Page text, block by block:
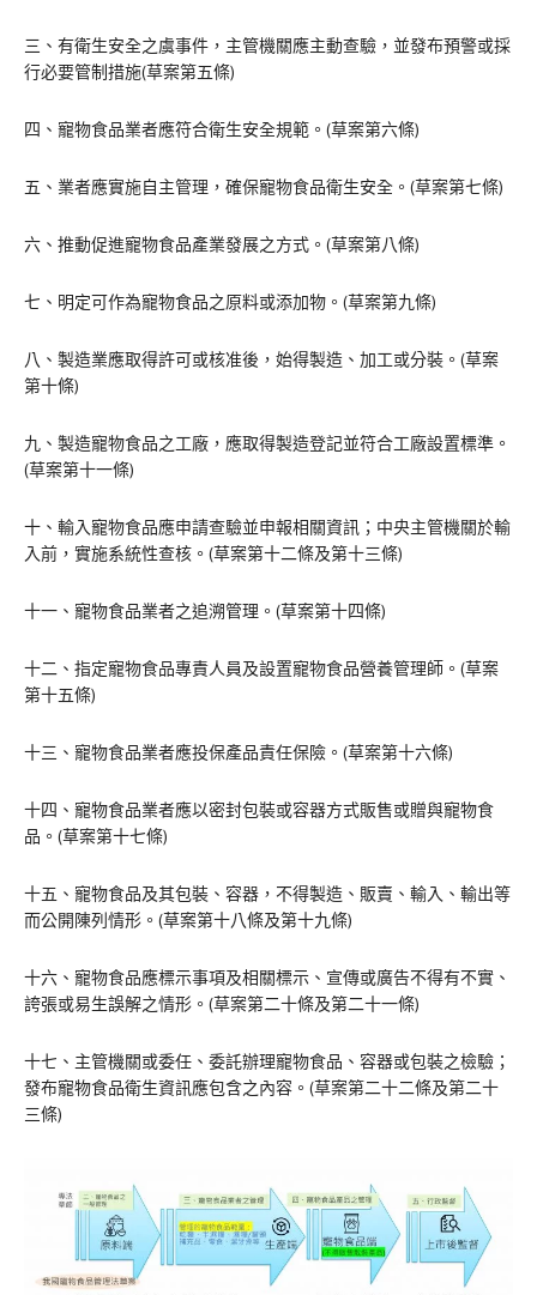
三、有衛生安全之虞事件，主管機關應主動查驗，並發布預警或採
行必要管制措施(草案第五條)
四、寵物食品業者應符合衛生安全規範。(草案第六條)
五、業者應實施自主管理，確保寵物食品衛生安全。(草案第七條)
六、推動促進寵物食品產業發展之方式。(草案第八條)
七、明定可作為寵物食品之原料或添加物。(草案第九條)
八、製造業應取得許可或核准後，始得製造、加工或分裝。(草案
第十條)
九、製造寵物食品之工廠，應取得製造登記並符合工廠設置標準。
(草案第十一條)
十、輸入寵物食品應申請查驗並申報相關資訊；中央主管機關於輸
入前，實施系統性查核。(草案第十二條及第十三條)
十一、寵物食品業者之追溯管理。(草案第十四條)
十二、指定寵物食品專責人員及設置寵物食品營養管理師。(草案
第十五條)
十三、寵物食品業者應投保產品責任保險。(草案第十六條)
十四、寵物食品業者應以密封包裝或容器方式販售或贈與寵物食
品。(草案第十七條)
十五、寵物食品及其包裝、容器，不得製造、販賣、輸入、輸出等
而公開陳列情形。(草案第十八條及第十九條)
十六、寵物食品應標示事項及相關標示、宣傳或廣告不得有不實、
誇張或易生誤解之情形。(草案第二十條及第二十一條)
十七、主管機關或委任、委託辦理寵物食品、容器或包裝之檢驗；
發布寵物食品衛生資訊應包含之內容。(草案第二十二條及第二十
三條)